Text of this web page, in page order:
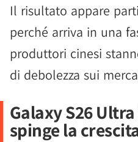
Il risultato appare
perché arriva in una
produttori cinesi
di debolezza sui
Galaxy S26
spinge la